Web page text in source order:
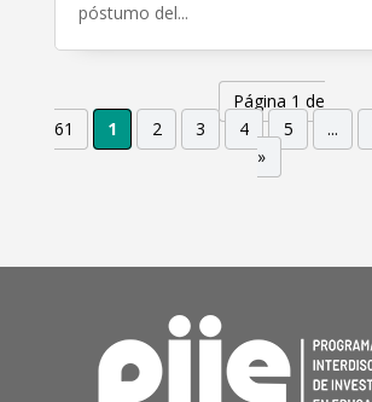
póstumo del...
Página 1 de
61
1 2 3 4 5 ...
»